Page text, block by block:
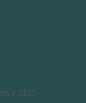
/ SEO